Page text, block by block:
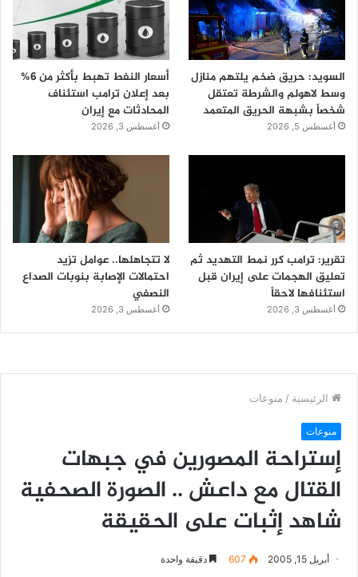
السويد: حريق ضخم يلتهم منازل
وسط لاهولم والشرطة تعتقل
شخصاً بشبهة الحريق المتعمد
أغسطس 5, 2026
أسعار النفط تهبط بأكثر من 6%
بعد إعلان ترامب استئناف
المحادثات مع إيران
أغسطس 3, 2026
تقرير: ترامب كرر نمط التهديد ثم
تعليق الهجمات على إيران قبل
استئنافها لاحقاً
أغسطس 3, 2026
لا تتجاهلها.. عوامل تزيد
احتمالات الإصابة بنوبات الصداع
النصفي
أغسطس 3, 2026